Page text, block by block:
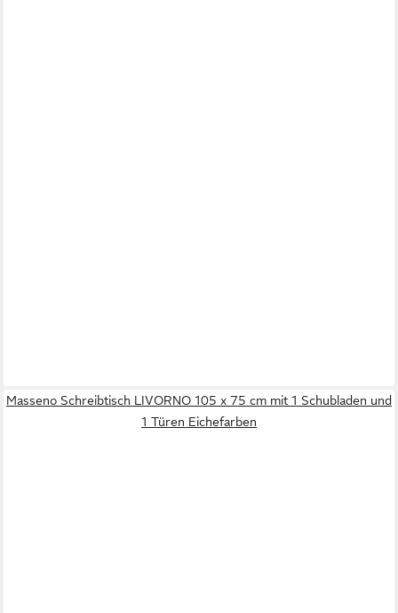
Masseno Schreibtisch LIVORNO 105 x 75 cm mit 1 Schubladen und
1 Türen Eichefarben